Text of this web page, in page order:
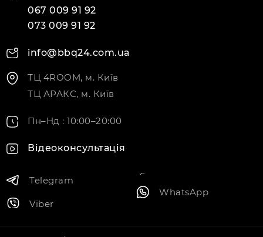
067 009 91 92
073 009 91 92
info@bbq24.com.ua
ТЦ 4ROOM, м. Київ
ТЦ АРАКС, м. Київ
Пн–Нд : 10:00–20:00
Відеоконсультація
Telegram
Viber
WhatsApp